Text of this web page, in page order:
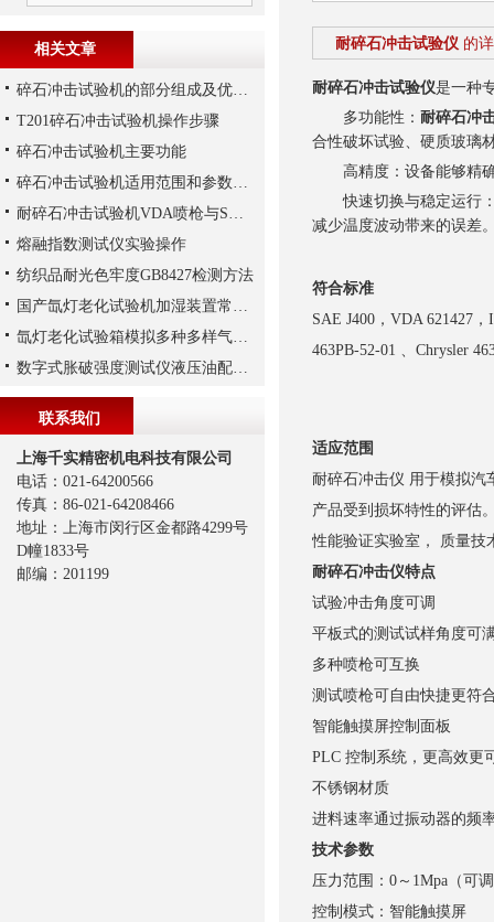
耐碎石冲击试验仪 的
耐碎石冲击试验仪是一种
多功能性： 耐碎石冲
合性破坏试验、硬质玻璃
高精度：设备能够精确
快速切换与稳定运行：
减少温度波动带来的误差
符合标准
SAE J400，VDA 621427
463PB-52-01 、Chrysler
适应范围
耐碎石冲击仪 用于模拟汽
产品受到损坏特性的评估
性能验证实验室， 质量技
耐碎石冲击仪特点
试验冲击角度可调
平板式的测试试样角度可
多种喷枪可互换
测试喷枪可自由快捷更符
智能触摸屏控制面板
PLC 控制系统，更高效更
不锈钢材质
进料速率通过振动器的频
技术参数
压力范围：0～1Mpa（可
控制模式：智能触摸屏
相关文章
碎石冲击试验机的部分组成及优势体现
T201碎石冲击试验机操作步骤
碎石冲击试验机主要功能
碎石冲击试验机适用范围和参数说明
耐碎石冲击试验机VDA喷枪与SAE喷枪解析
熔融指数测试仪实验操作
纺织品耐光色牢度GB8427检测方法
国产氙灯老化试验机加湿装置常见问题
氙灯老化试验箱模拟多种多样气候条件
数字式胀破强度测试仪液压油配比说明
联系我们
上海千实精密机电科技有限公司
电话：021-64200566
传真：86-021-64208466
地址：上海市闵行区金都路4299号
D幢1833号
邮编：201199